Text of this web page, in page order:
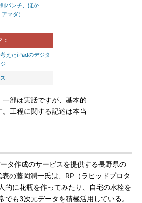
パンチ、ほか
マダ）
：
えたiPadのデジタ
一部は実話ですが、基本的
。工程に関する記述は本当
タ作成のサービスを提供する長野県の
の藤岡潤一氏は、RP（ラピッドプロタ
的に花瓶を作ってみたり、自宅の水栓を
でも3次元データを積極活用している。